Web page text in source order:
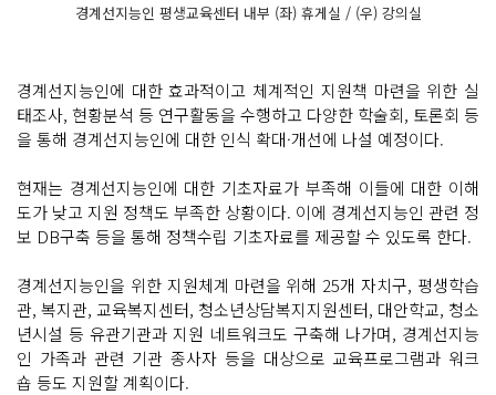
경계선지능인 평생교육센터 내부 (좌) 휴게실 / (우) 강의실
경계선지능인에 대한 효과적이고 체계적인 지원책 마련을 위한 실
태조사, 현황분석 등 연구활동을 수행하고 다양한 학술회, 토론회 등
을 통해 경계선지능인에 대한 인식 확대·개선에 나설 예정이다.
현재는 경계선지능인에 대한 기초자료가 부족해 이들에 대한 이해
도가 낮고 지원 정책도 부족한 상황이다. 이에 경계선지능인 관련 정
보 DB구축 등을 통해 정책수립 기초자료를 제공할 수 있도록 한다.
경계선지능인을 위한 지원체계 마련을 위해 25개 자치구, 평생학습
관, 복지관, 교육복지센터, 청소년상담복지지원센터, 대안학교, 청소
년시설 등 유관기관과 지원 네트워크도 구축해 나가며, 경계선지능
인 가족과 관련 기관 종사자 등을 대상으로 교육프로그램과 워크
숍 등도 지원할 계획이다.